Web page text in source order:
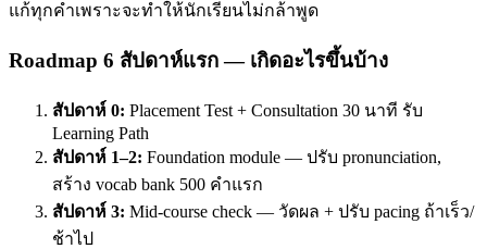
แก้ทุกคำเพราะจะทำให้นักเรียนไม่กล้าพูด
Roadmap 6 สัปดาห์แรก — เกิดอะไรขึ้นบ้าง
สัปดาห์ 0: Placement Test + Consultation 30 นาที รับ
Learning Path
สัปดาห์ 1–2: Foundation module — ปรับ pronunciation,
สร้าง vocab bank 500 คำแรก
สัปดาห์ 3: Mid-course check — วัดผล + ปรับ pacing ถ้าเร็ว/
ช้าไป